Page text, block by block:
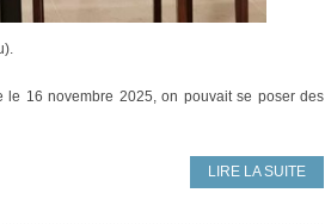
le 16 novembre 2025, on pouvait se poser des
LIRE LA SUITE